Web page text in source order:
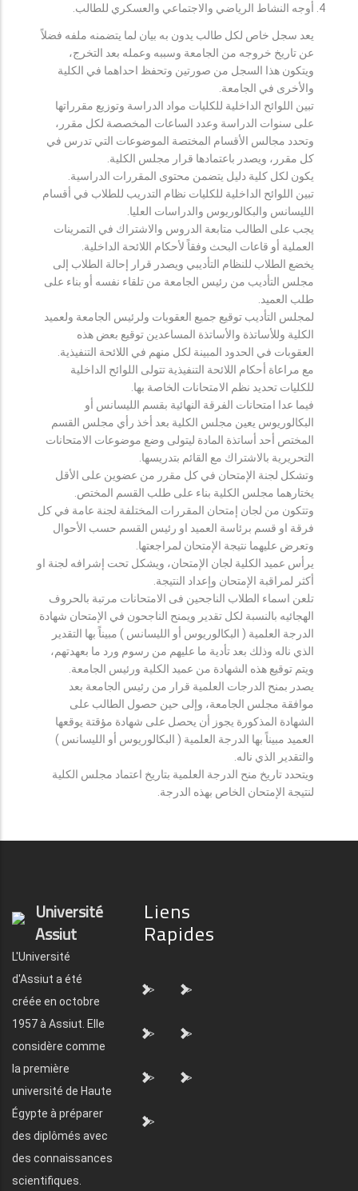
أوجه النشاط الرياضي والاجتماعي والعسكري للطالب.
يعد سجل خاص لكل طالب يدون به بيان لما يتضمنه ملفه فضلاً
عن تاريخ خروجه من الجامعة وسببه وعمله بعد التخرج،
ويتكون هذا السجل من صورتين وتحفظ احداهما في الكلية
والأخرى في الجامعة.
تبين اللوائح الداخلية للكليات مواد الدراسة وتوزيع مقرراتها
على سنوات الدراسة وعدد الساعات المخصصة لكل مقرر،
وتحدد مجالس الأقسام المختصة الموضوعات التي تدرس في
كل مقرر، ويصدر باعتمادها قرار مجلس الكلية.
يكون لكل كلية دليل يتضمن محتوى المقررات الدراسية.
تبين اللوائح الداخلية للكليات نظام التدريب للطلاب في أقسام
الليسانس والبكالوريوس والدراسات العليا.
يجب على الطالب متابعة الدروس والاشتراك في التمرينات
العملية أو قاعات البحث وفقاً لأحكام اللائحة الداخلية.
يخضع الطلاب للنظام التأديبي ويصدر قرار إحالة الطلاب إلى
مجلس التأديب من رئيس الجامعة من تلقاء نفسه أو بناء على
طلب العميد.
لمجلس التأديب توقيع جميع العقوبات ولرئيس الجامعة ولعميد
الكلية وللأساتذة والأساتذة المساعدين توقيع بعض هذه
العقوبات في الحدود المبينة لكل منهم في اللائحة التنفيذية.
مع مراعاة أحكام اللائحة التنفيذية تتولى اللوائح الداخلية
للكليات تحديد نظم الامتحانات الخاصة بها.
فيما عدا امتحانات الفرقة النهائية بقسم الليسانس أو
البكالوريوس يعين مجلس الكلية بعد أخذ رأي مجلس القسم
المختص أحد أساتذة المادة ليتولى وضع موضوعات الامتحانات
التحريرية بالاشتراك مع القائم بتدريسها.
وتشكل لجنة الإمتحان في كل مقرر من عضوين على الأقل
يختارهما مجلس الكلية بناء على طلب القسم المختص.
وتتكون من لجان إمتحان المقررات المختلفة لجنة عامة في كل
فرقة او قسم برئاسة العميد او رئيس القسم حسب الأحوال
وتعرض عليهما نتيجة الإمتحان لمراجعتها.
يرأس عميد الكلية لجان الإمتحان، ويشكل تحت إشرافه لجنة او
أكثر لمراقبة الإمتحان وإعداد النتيجة.
تلعن اسماء الطلاب الناجحين فى الامتحانات مرتبة بالحروف
الهجائيه بالنسبة لكل تقدير ويمنح الناجحون في الإمتحان شهادة
الدرجة العلمية ( البكالوريوس أو الليسانس ) مبيناً بها التقدير
الذي ناله وذلك بعد تأدية ما عليهم من رسوم ورد ما بعهدتهم،
ويتم توقيع هذه الشهادة من عميد الكلية ورئيس الجامعة.
يصدر بمنح الدرجات العلمية قرار من رئيس الجامعة بعد
موافقة مجلس الجامعة، وإلى حين حصول الطالب على
الشهادة المذكورة يجوز أن يحصل على شهادة مؤقتة يوقعها
العميد مبيناً بها الدرجة العلمية ( البكالوريوس أو الليسانس )
والتقدير الذي ناله.
ويتحدد تاريخ منح الدرجة العلمية بتاريخ اعتماد مجلس الكلية
لنتيجة الإمتحان الخاص بهذه الدرجة.
Université
Assiut
L'Université
d'Assiut a été
créée en octobre
1957 à Assiut. Elle
considère comme
la première
université de Haute
Égypte à préparer
des diplômés avec
des connaissances
scientifiques.
Liens
Rapides
"> ">
"> ">
"> ">
">